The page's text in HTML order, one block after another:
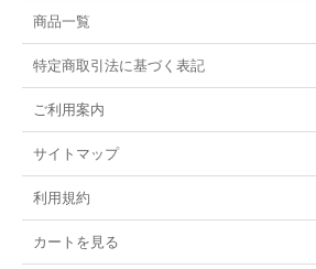
商品一覧
特定商取引法に基づく表記
ご利用案内
サイトマップ
利用規約
カートを見る